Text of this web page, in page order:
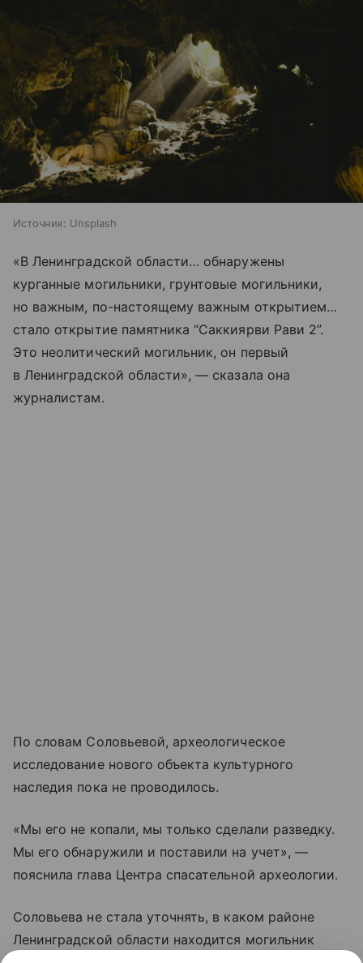
Источник: Unsplash
«В Ленинградской области… обнаружены
курганные могильники, грунтовые могильники,
но важным, по-настоящему важным открытием…
стало открытие памятника “Саккиярви Рави 2”.
Это неолитический могильник, он первый
в Ленинградской области», — сказала она
журналистам.
По словам Соловьевой, археологическое
исследование нового объекта культурного
наследия пока не проводилось.
«Мы его не копали, мы только сделали разведку.
Мы его обнаружили и поставили на учет», —
пояснила глава Центра спасательной археологии.
Соловьева не стала уточнять, в каком районе
Ленинградской области находится могильник